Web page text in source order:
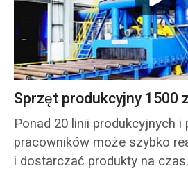
Sprzęt produkcyjny 1500
Ponad 20 linii produkcyjnych i
pracowników może szybko
i dostarczać produkty na czas.